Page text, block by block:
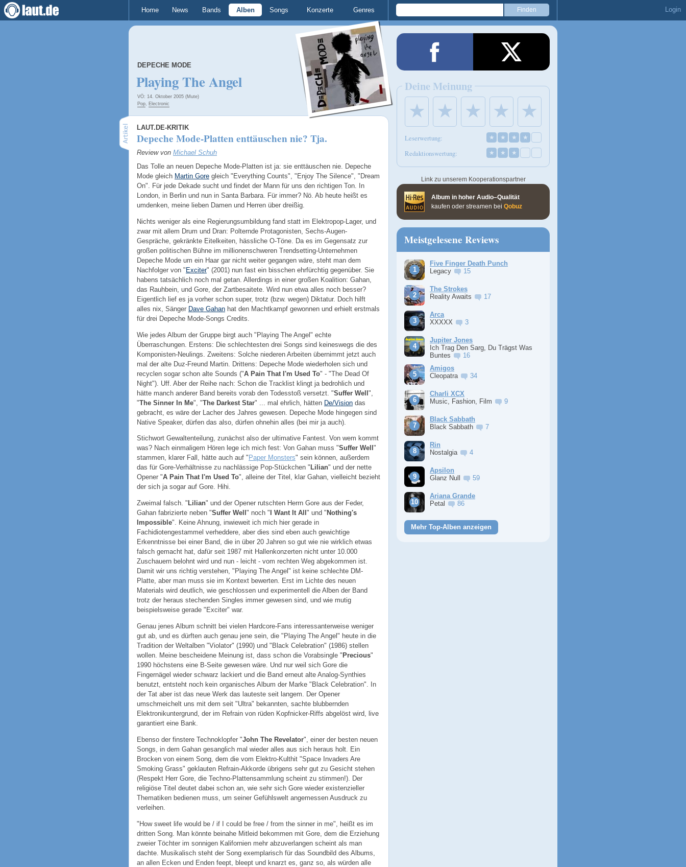
Home News Bands Alben Songs Konzerte Genres Login
DEPECHE MODE
Playing The Angel
VÖ: 14. Oktober 2005 (Mute)
Pop, Electronic
LAUT.DE-KRITIK
Depeche Mode-Platten enttäuschen nie? Tja.
Review von Michael Schuh
Das Tolle an neuen Depeche Mode-Platten ist ja: sie enttäuschen nie. Depeche
Mode gleich Martin Gore gleich "Everything Counts", "Enjoy The Silence", "Dream
On". Für jede Dekade sucht und findet der Mann für uns den richtigen Ton. In
London, in Berlin und nun in Santa Barbara. Für immer? Nö. Ab heute heißt es
umdenken, meine lieben Damen und Herren über dreißig.
Nichts weniger als eine Regierungsumbildung fand statt im Elektropop-Lager, und
zwar mit allem Drum und Dran: Polternde Protagonisten, Sechs-Augen-
Gespräche, gekränkte Eitelkeiten, hässliche O-Töne. Da es im Gegensatz zur
großen politischen Bühne im millionenschweren Trendsetting-Unternehmen
Depeche Mode um ein Haar gar nicht weiter gegangen wäre, steht man dem
Nachfolger von " Exciter" (2001) nun fast ein bisschen ehrfürchtig gegenüber. Sie
habens tatsächlich noch mal getan. Allerdings in einer großen Koalition: Gahan,
das Rauhbein, und Gore, der Zartbesaitete. Wird nun etwa alles noch besser?
Eigentlich lief es ja vorher schon super, trotz (bzw. wegen) Diktatur. Doch hilft
alles nix, Sänger Dave Gahan hat den Machtkampf gewonnen und erhielt erstmals
für drei Depeche Mode-Songs Credits.
Wie jedes Album der Gruppe birgt auch "Playing The Angel" echte
Überraschungen. Erstens: Die schlechtesten drei Songs sind keineswegs die des
Komponisten-Neulings. Zweitens: Solche niederen Arbeiten übernimmt jetzt auch
mal der alte Duz-Freund Martin. Drittens: Depeche Mode wiederholen sich und
recyclen sogar schon alte Sounds ("A Pain That I'm Used To" - "The Dead Of
Night"). Uff. Aber der Reihe nach: Schon die Tracklist klingt ja bedrohlich und
hätte manch anderer Band bereits vorab den Todesstoß versetzt. "Suffer Well",
"The Sinner In Me", "The Darkest Star" ... mal ehrlich, hätten De/Vision das
gebracht, es wäre der Lacher des Jahres gewesen. Depeche Mode hingegen sind
Native Speaker, dürfen das also, dürfen ohnehin alles (bei mir ja auch).
Stichwort Gewaltenteilung, zunächst also der ultimative Fantest. Von wem kommt
was? Nach einmaligem Hören lege ich mich fest: Von Gahan muss "Suffer Well "
stammen, klarer Fall, hätte auch auf " Paper Monsters" sein können, außerdem
das für Gore-Verhältnisse zu nachlässige Pop-Stückchen " Lilian" und der nette
Opener "A Pain That I'm Used To", alleine der Titel, klar Gahan, vielleicht bezieht
der sich ja sogar auf Gore. Hihi.
Zweimal falsch. " Lilian" und der Opener rutschten Herrn Gore aus der Feder,
Gahan fabrizierte neben "Suffer Well " noch " I Want It All " und " Nothing's
Impossible". Keine Ahnung, inwieweit ich mich hier gerade in
Fachidiotengestammel verheddere, aber dies sind eben auch gewichtige
Erkenntnisse bei einer Band, die in über 20 Jahren so gut wie nie wirklich etwas
falsch gemacht hat, dafür seit 1987 mit Hallenkonzerten nicht unter 10.000
Zuschauern belohnt wird und nun - leicht - vom rechten Weg abgekommen ist.
Damit wir uns richtig verstehen, "Playing The Angel" ist keine schlechte DM-
Platte, aber man muss sie im Kontext bewerten. Erst im Lichte des neuen
Materials wird deutlich, wie geschlossen und experimentell die Alben der Band
trotz der heraus stechenden Singles immer gewesen sind, und wie mutig
beispielsweise gerade "Exciter" war.
Genau jenes Album schnitt bei vielen Hardcore-Fans interessanterweise weniger
gut ab, und es dürften auch genau jene sein, die "Playing The Angel" heute in die
Tradition der Weltalben "Violator" (1990) und "Black Celebration" (1986) stellen
wollen. Meine bescheidene Meinung ist, dass schon die Vorabsingle " Precious"
1990 höchstens eine B-Seite gewesen wäre. Und nur weil sich Gore die
Fingernägel wieder schwarz lackiert und die Band erneut alte Analog-Synthies
benutzt, entsteht noch kein organisches Album der Marke "Black Celebration". In
der Tat aber ist das neue Werk das lauteste seit langem. Der Opener
umschmeichelt uns mit dem seit "Ultra" bekannten, sachte blubbernden
Elektronikuntergrund, der im Refrain von rüden Kopfnicker-Riffs abgelöst wird, live
garantiert eine Bank.
Ebenso der finstere Technoklopfer "John The Revelator", einer der besten neuen
Songs, in dem Gahan gesanglich mal wieder alles aus sich heraus holt. Ein
Brocken von einem Song, dem die vom Elektro-Kulthit "Space Invaders Are
Smoking Grass" geklauten Refrain-Akkorde übrigens sehr gut zu Gesicht stehen
(Respekt Herr Gore, die Techno-Plattensammlung scheint zu stimmen!). Der
religiöse Titel deutet dabei schon an, wie sehr sich Gore wieder existenzieller
Thematiken bedienen muss, um seiner Gefühlswelt angemessen Ausdruck zu
verleihen.
"How sweet life would be / if I could be free / from the sinner in me", heißt es im
dritten Song. Man könnte beinahe Mitleid bekommen mit Gore, dem die Erziehung
zweier Töchter im sonnigen Kalifornien mehr abzuverlangen scheint als man
dachte. Musikalisch steht der Song exemplarisch für das Soundbild des Albums,
an allen Ecken und Enden feept, bleept und knarzt es, ganz so, als würden alle
Deine Meinung
★ ★ ★ ★ ★
Leserwertung: ★ ★ ★ ★
Redaktionswertung: ★ ★ ★
Link zu unserem Kooperationspartner
Album in hoher Audio–Qualität
kaufen oder streamen bei Qobuz
Meistgelesene Reviews
Five Finger Death Punch
Legacy
15
The Strokes
Reality Awaits
17
Arca
XXXXX
3
Jupiter Jones
Ich Trag Den Sarg, Du Trägst Was
Buntes
16
Amigos
Cleopatra
34
Charli XCX
Music, Fashion, Film
9
Black Sabbath
Black Sabbath
7
Rin
Nostalgia
4
Apsilon
Glanz Null
59
Ariana Grande
Petal
86
Mehr Top-Alben anzeigen